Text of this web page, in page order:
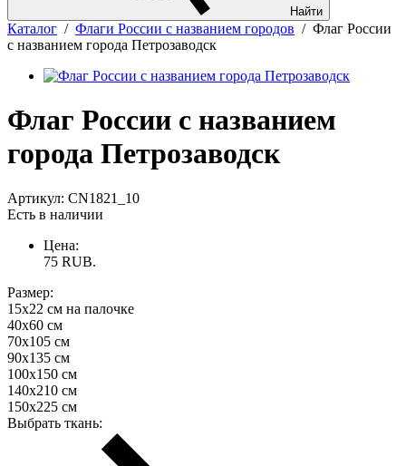
Найти
Каталог / Флаги России с названием городов / Флаг России
с названием города Петрозаводск
Флаг России с названием
города Петрозаводск
Артикул: CN1821_10
Есть в наличии
Цена:
75 RUB.
Размер:
15х22 см на палочке
40х60 см
70х105 см
90х135 см
100х150 см
140х210 см
150х225 см
Выбрать ткань: